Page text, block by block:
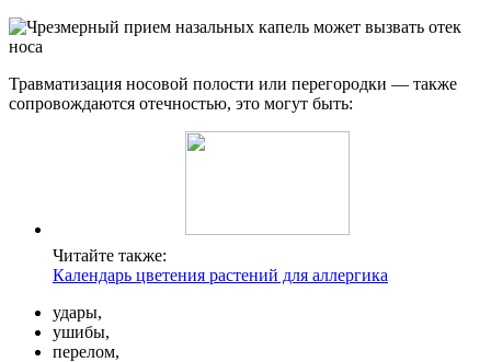
Травматизация носовой полости или перегородки — также
сопровождаются отечностью, это могут быть:
Читайте также:
Календарь цветения растений для аллергика
удары,
ушибы,
перелом,